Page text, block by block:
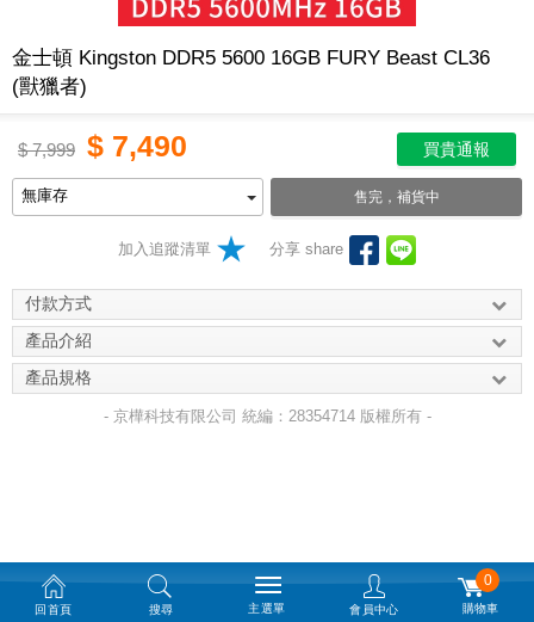
金士頓 Kingston DDR5 5600 16GB FURY Beast CL36
(獸獵者)
$7,999 $ 7,490 買貴通報
售完，補貨中
加入追蹤清單 分享 share
付款方式
產品介紹
產品規格
- 京樺科技有限公司 統編：28354714 版權所有 -
回首頁 搜尋 主選單 會員中心
0
購物車